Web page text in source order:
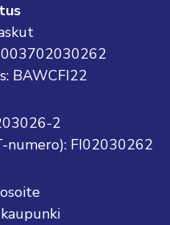
BAWCFI22
2
numero): FI02030262